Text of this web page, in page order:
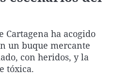
Como el perro y el
Equipo de
Operación Viuda
La Rioja
Navarra
Elecciones
Cartagena ha acogido
un buque mercante
con heridos, y la
tóxica.